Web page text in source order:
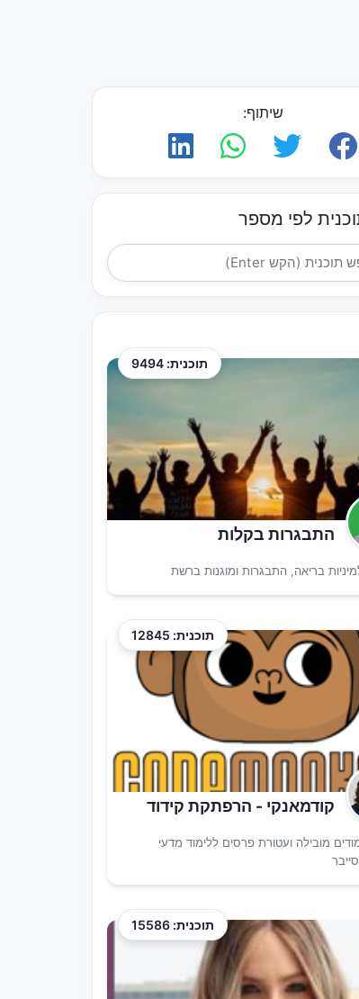
שיתוף:
לפי מספר
תוכנית: 9494
התבגרות בקלות
בריאה, התבגרות ומוגנות ברשת
תוכנית: 12845
קודמאנקי - הרפתקת קידוד
מובילה ועטורת פרסים ללימוד מדעי
תוכנית: 15586